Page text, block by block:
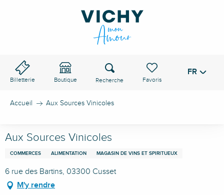
Billetterie Boutique
Voir les favoris
Recherche FR
Accueil Aux Sources Vinicoles
Aux Sources Vinicoles
COMMERCES ALIMENTATION MAGASIN DE VINS ET SPIRITUEUX
6 rue des Bartins, 03300 Cusset
M'y rendre